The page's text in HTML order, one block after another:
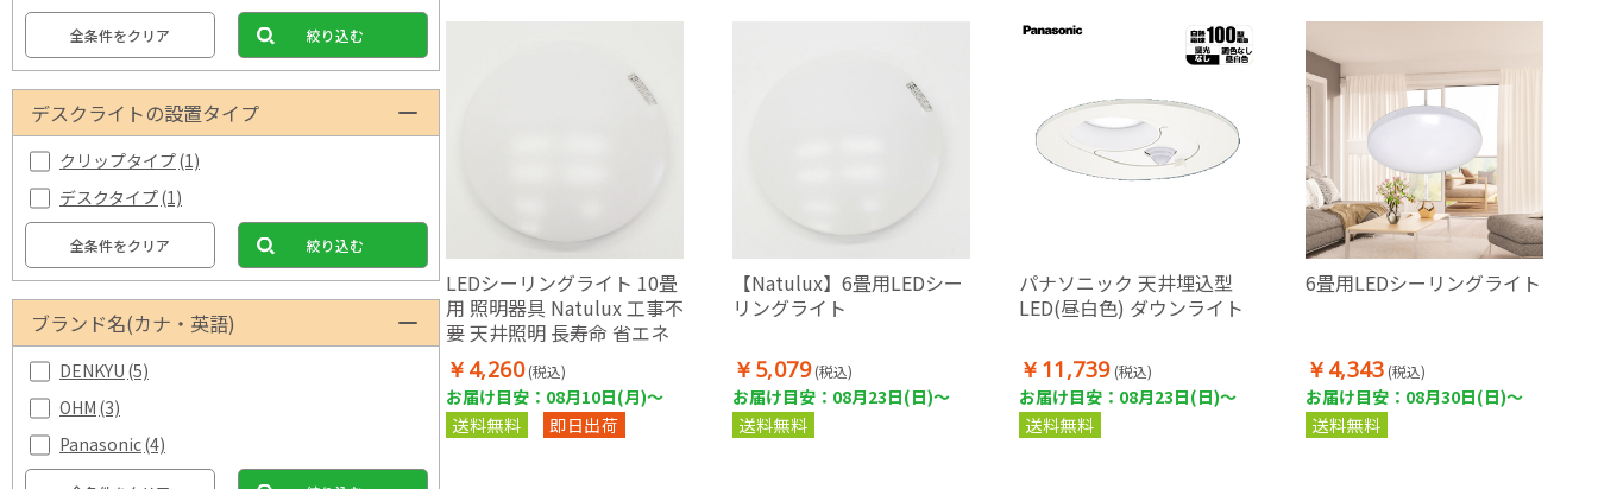
全条件をクリア 絞り込む
デスクライトの設置タイプ
クリップタイプ(1)
デスクタイプ(1)
全条件をクリア 絞り込む
ブランド名(カナ・英語)
DENKYU (5)
OHM (3)
Panasonic(4)
LEDシーリングライト 10畳
用 照明器具 Natulux 工事不
要 天井照明 長寿命 省エネ
￥4,260 (税込)
お届け目安：08月10日(月)～
送料無料
即日出荷
【Natulux】6畳用LEDシー
リングライト
￥5,079 (税込)
お届け目安：08月23日(日)～
送料無料
パナソニック 天井埋込型
LED(昼白色) ダウンライト
￥11,739 (税込)
お届け目安：08月23日(日)～
送料無料
6畳用LEDシーリングライト
￥4,343 (税込)
お届け目安：08月30日(日)～
送料無料